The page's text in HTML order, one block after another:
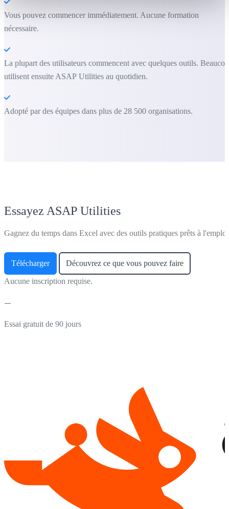
Vous pouvez commencer immédiatement. Aucune formation
nécessaire.
La plupart des utilisateurs commencent avec quelques outils.
utilisent ensuite ASAP Utilities au quotidien.
Adopté par des équipes dans plus de 28 500 organisations.
Essayez ASAP Utilities
Gagnez du temps dans Excel avec des outils pratiques prêts à
Télécharger Découvrez ce que vous pouvez faire
Aucune inscription requise.
Essai gratuit de 90 jours